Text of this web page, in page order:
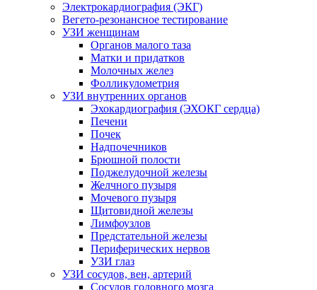
Электрокардиография (ЭКГ)
Вегето-резонансное тестирование
УЗИ женщинам
Органов малого таза
Матки и придатков
Молочных желез
Фолликулометрия
УЗИ внутренних органов
Эхокардиография (ЭХОКГ сердца)
Печени
Почек
Надпочечников
Брюшной полости
Поджелудочной железы
Желчного пузыря
Мочевого пузыря
Щитовидной железы
Лимфоузлов
Предстательной железы
Периферических нервов
УЗИ глаз
УЗИ сосудов, вен, артерий
Сосудов головного мозга